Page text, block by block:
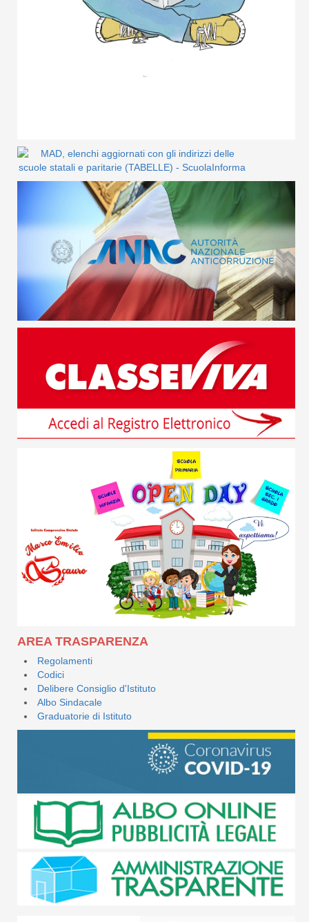
AREA TRASPARENZA
Regolamenti
Codici
Delibere Consiglio d'Istituto
Albo Sindacale
Graduatorie di Istituto